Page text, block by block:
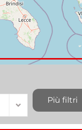
Più filtri